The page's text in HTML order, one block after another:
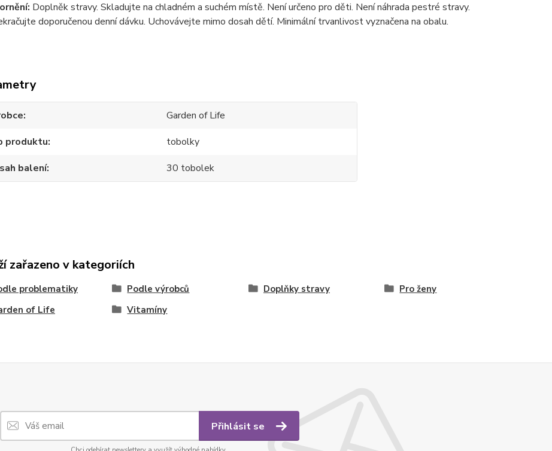
Doplněk stravy. Skladujte na chladném a suchém místě. Není určeno pro děti. Není náhrada pestré stravy.
doporučenou denní dávku. Uchovávejte mimo dosah dětí. Minimální trvanlivost vyznačena na obalu.
Garden of Life
produktu
tobolky
balení
30 tobolek
zařazeno v kategoriích
problematiky Podle výrobců Doplňky stravy
Pro ženy
of Life
Vitamíny
Přihlásit se